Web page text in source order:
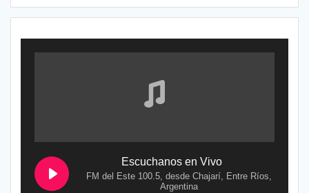
Escuchanos en Vivo
FM del Este 100.5, desde Chajarí, Entre Ríos,
Argentina